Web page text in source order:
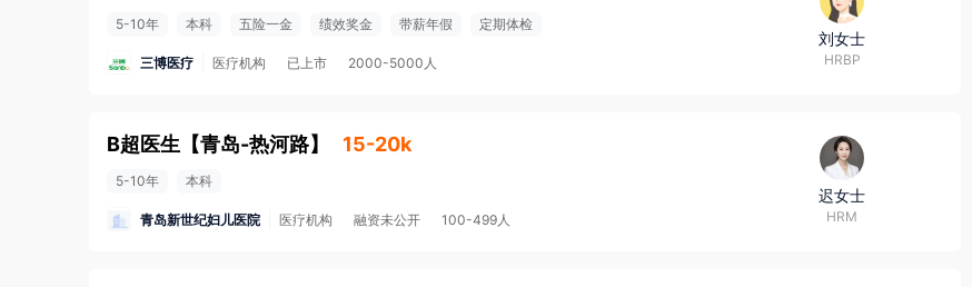
5-10年 本科 五险一金 绩效奖金 带薪年假 定期体检
三博医疗 医疗机构 已上市 2000-5000人
刘女士
HRBP
B超医生 【青岛-热河路】 15-20k
5-10年 本科
青岛新世纪妇儿医院 医疗机构 融资未公开 100-499人
迟女士
HRM